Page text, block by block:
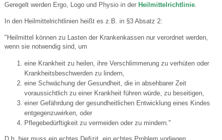
Geregelt werden Ergo, Logo und Physio in der Heilmittelrichtlinie.
In den Heilmittelrichtlinien heißt es z.B. in §3 Absatz 2:
"Heilmittel können zu Lasten der Krankenkassen nur verordnet werden,
wenn sie notwendig sind, um
eine Krankheit zu heilen, ihre Verschlimmerung zu verhüten oder
Krankheitsbeschwerden zu lindern,
eine Schwächung der Gesundheit, die in absehbarer Zeit
voraussichtlich zu einer Krankheit führen würde, zu beseitigen,
einer Gefährdung der gesundheitlichen Entwicklung eines Kindes
entgegenzuwirken, oder
Pflegebedürftigkeit zu vermeiden oder zu mindern."